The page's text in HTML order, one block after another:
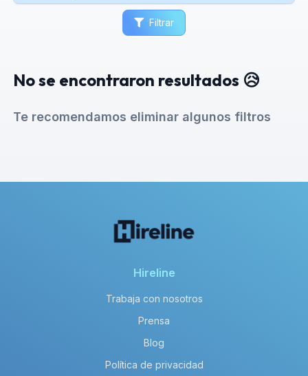
Filtrar
No se encontraron resultados 😥
Te recomendamos eliminar algunos filtros
Hireline
Trabaja con nosotros
Prensa
Blog
Política de privacidad